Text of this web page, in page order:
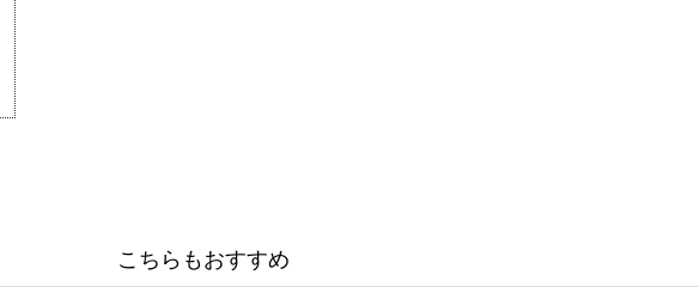
こちらもおすすめ